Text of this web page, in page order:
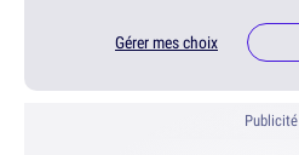
Gérer mes choix
Publicité